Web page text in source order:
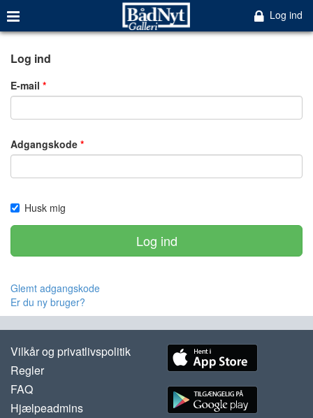
Log ind
Log ind
E-mail
Adgangskode
Husk mig
Log ind
Glemt adgangskode
Er du ny bruger?
Vilkår og privatlivspolitik
Regler
FAQ
Hjælpeadmins